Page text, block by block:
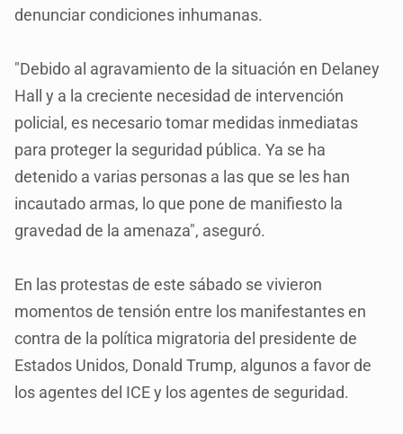
denunciar condiciones inhumanas.
"Debido al agravamiento de la situación en Delaney
Hall y a la creciente necesidad de intervención
policial, es necesario tomar medidas inmediatas
para proteger la seguridad pública. Ya se ha
detenido a varias personas a las que se les han
incautado armas, lo que pone de manifiesto la
gravedad de la amenaza", aseguró.
En las protestas de este sábado se vivieron
momentos de tensión entre los manifestantes en
contra de la política migratoria del presidente de
Estados Unidos, Donald Trump, algunos a favor de
los agentes del ICE y los agentes de seguridad.